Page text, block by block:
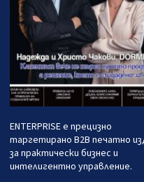
ENTERPRISE е прецизно
таргетирано B2B печатно
за практически бизнес и
интелигентно управление.